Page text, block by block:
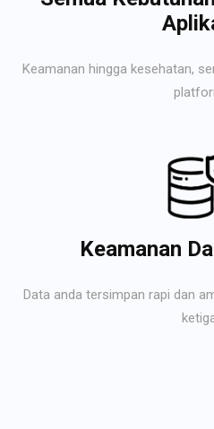
Keamanan hingga kesehatan,
Keamanan
Data anda tersimpan rapi dan